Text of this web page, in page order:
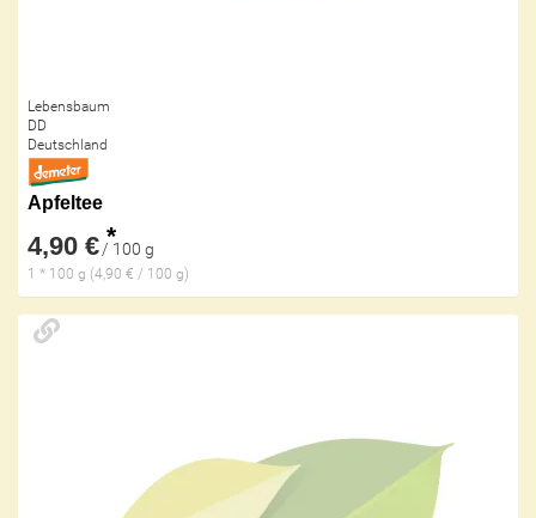
Lebensbaum
DD
Deutschland
Apfeltee
4,90 € *
/ 100 g
1 * 100 g (4,90 € / 100 g)